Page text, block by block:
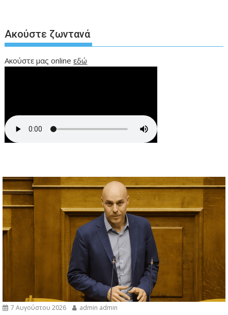
Ακούστε ζωντανά
Ακούστε μας onlineεδώ
7 Αυγούστου 2026 admin admin